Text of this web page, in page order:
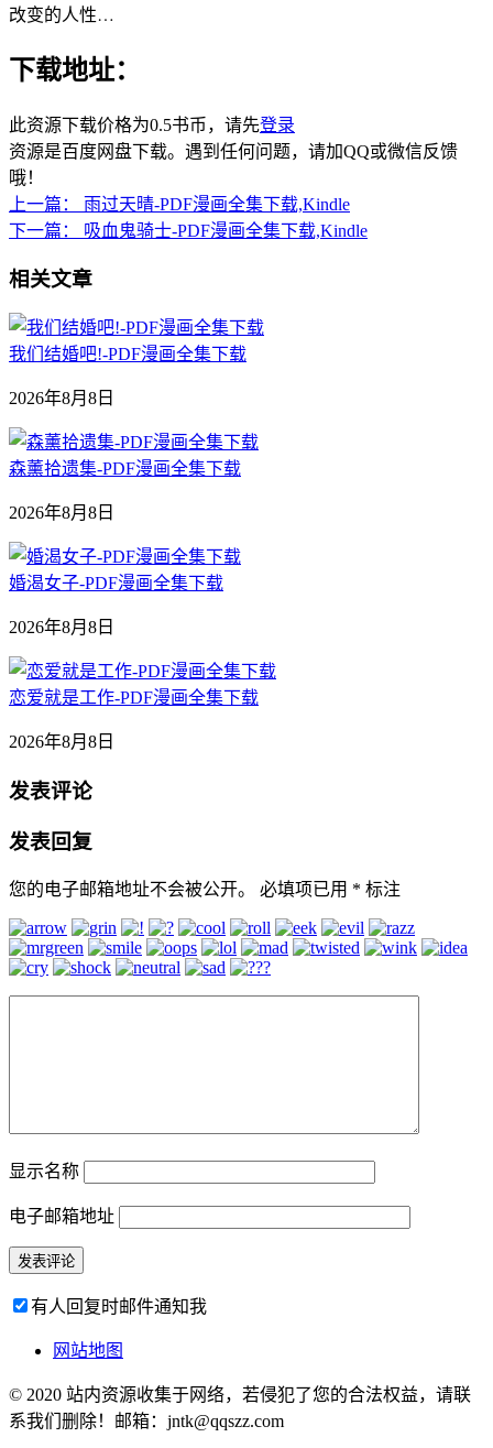
改变的人性…
下载地址：
此资源下载价格为0.5书币，请先登录
资源是百度网盘下载。遇到任何问题，请加QQ或微信反馈
哦！
上一篇：
雨过天晴-PDF漫画全集下载,Kindle
下一篇：
吸血鬼骑士-PDF漫画全集下载,Kindle
相关文章
我们结婚吧!-PDF漫画全集下载
2026年8月8日
森薰拾遗集-PDF漫画全集下载
2026年8月8日
婚渴女子-PDF漫画全集下载
2026年8月8日
恋爱就是工作-PDF漫画全集下载
2026年8月8日
发表评论
发表回复
您的电子邮箱地址不会被公开。 必填项已用 * 标注
显示名称
电子邮箱地址
有人回复时邮件通知我
网站地图
© 2020 站内资源收集于网络，若侵犯了您的合法权益，请联
系我们删除！邮箱：jntk@qqszz.com